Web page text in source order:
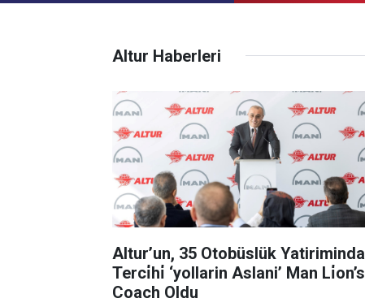
Altur Haberleri
Altur’un, 35 Otobüslük Yatiriminda
Terci̇hi̇ ‘yollarin Aslani’ Man Li̇on’s
Coach Oldu